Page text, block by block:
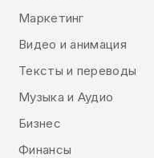
Маркетинг
Видео и анимация
Тексты и переводы
Музыка и Аудио
Бизнес
Финансы